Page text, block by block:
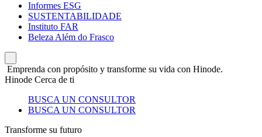
Informes ESG
SUSTENTABILIDADE
Instituto FAR
Beleza Além do Frasco
Emprenda con propósito y transforme su vida con Hinode.
Hinode Cerca de ti
BUSCA UN CONSULTOR
BUSCA UN CONSULTOR
Transforme su futuro